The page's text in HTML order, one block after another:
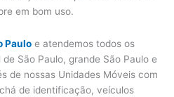
em bom uso.
Paulo e atendemos todos os
São Paulo, grande São Paulo e
de nossas Unidades Móveis com
de identificação, veículos